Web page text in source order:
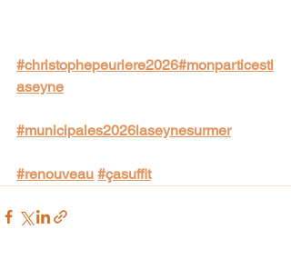
#christophepeuriere2026#monparticestl
aseyne
#municipales2026laseynesurmer
#renouveau #çasuffit